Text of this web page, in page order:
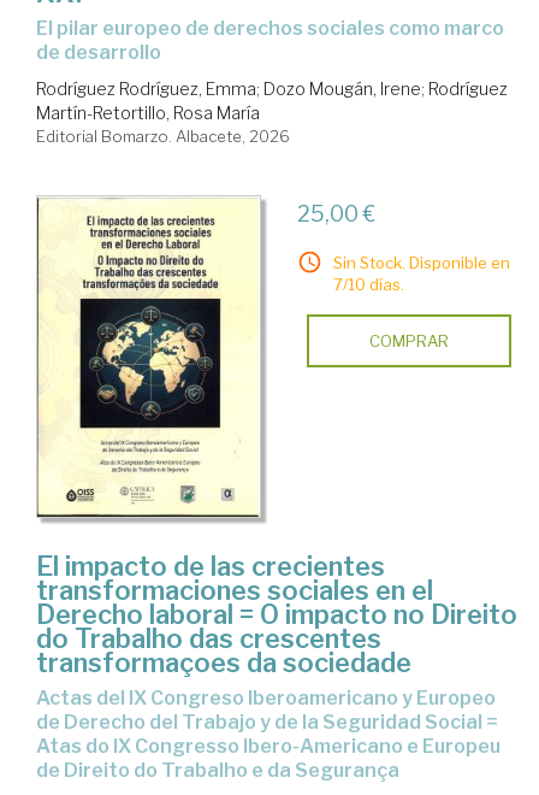
el pilar europeo de derechos sociales como marco
de desarrollo
Rodríguez Rodríguez, Emma; Dozo Mougán, Irene; Rodríguez
Martín-Retortillo, Rosa María
Editorial Bomarzo. Albacete, 2026
25,00 €
Sin Stock. Disponible en
7/10 días.
COMPRAR
El impacto de las crecientes
transformaciones sociales en el
Derecho laboral = O impacto no Direito
do Trabalho das crescentes
transformaçoes da sociedade
Actas del IX Congreso Iberoamericano y Europeo
de Derecho del Trabajo y de la Seguridad Social =
Atas do IX Congresso Ibero-Americano e Europeu
de Direito do Trabalho e da Segurança